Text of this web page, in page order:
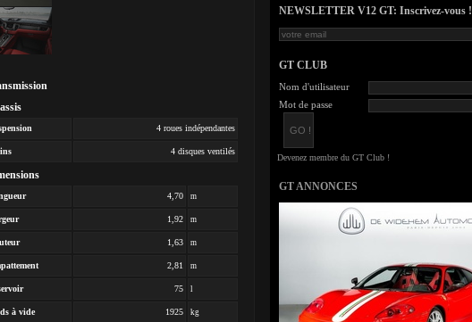
4 roues indépendantes
4 disques ventilés
4,70 m
1,92 m
1,63 m
2,81 m
75 l
à vide 1925 kg
NEWSLETTER V12 GT: Inscrivez-vous !
GT CLUB
Nom d'utilisateur
Mot de passe
GT ANNONCES